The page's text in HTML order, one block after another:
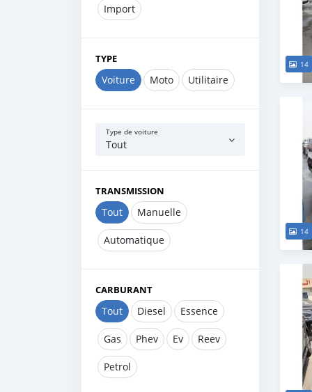
Import
TYPE
Voiture Moto Utilitaire
Type de voiture
Tout
TRANSMISSION
Tout Manuelle
Automatique
CARBURANT
Tout Diesel Essence
Gas Phev Ev Reev
Petrol
14
14